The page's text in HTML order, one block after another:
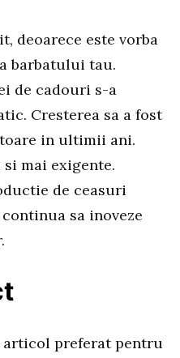
deoarece este vorba
barbatului tau.
de cadouri s-a
Cresterea sa a fost
in ultimii ani.
mai exigente.
de ceasuri
sa inoveze
articol preferat pentru